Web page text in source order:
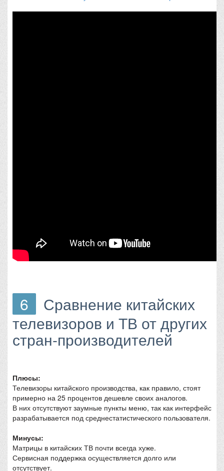
6
Сравнение китайских
телевизоров и ТВ от других
стран-производителей
Плюсы:
Телевизоры китайского производства, как правило, стоят
примерно на 25 процентов дешевле своих аналогов.
В них отсутствуют заумные пункты меню, так как интерфейс
разрабатывается под среднестатистического пользователя.
Минусы:
Матрицы в китайских ТВ почти всегда хуже.
Сервисная поддержка осуществляется долго или
отсутствует.